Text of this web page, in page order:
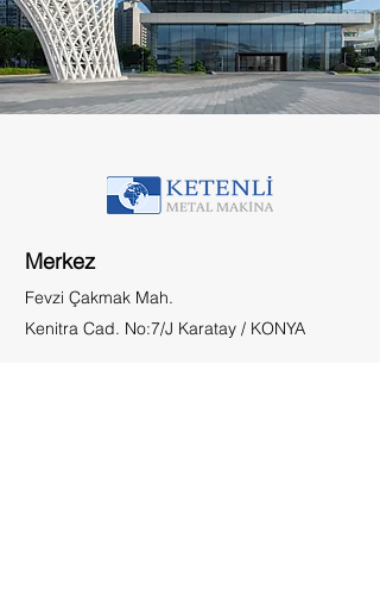
Merkez
Fevzi Çakmak Mah.
Kenitra Cad. No:7/J Karatay / KONYA